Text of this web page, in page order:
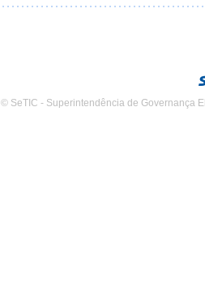
© SeTIC - Superintendência de Governança